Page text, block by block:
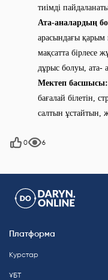
тиімді
Ата-аналардың
арасындағы
мақсатта бірлесе
дұрыс болуы, ата-
Мектеп басшысы:
бағалай білетін,
салтын
0 6
Платформа
Курстар
ҰБТ